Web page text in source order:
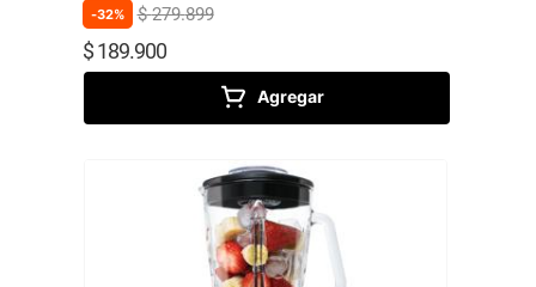
32% $ 279.899
$ 189.900
Agregar